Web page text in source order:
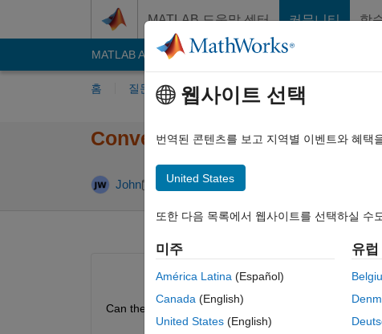
MATLAB 도움말 센터 커뮤니티 학
MATLAB Answers File Exchange
홈 질문하기 답변하기 찾아보기
Convert .rpt to .m file?
John 2020 1월 9 2 답변
Can the report file .rpt be converted to .m file as the
웹사이트 선택
번역된 콘텐츠를 보고 지역별 이벤트와 혜택
United States
또한 다음 목록에서 웹사이트를 선택하실 수
미주
América Latina (Español)
Canada (English)
United States (English)
유럽